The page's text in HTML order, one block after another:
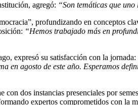
agregó: “Son temáticas que
profundizando en conceptos
“Hemos trabajado más en
expresó su satisfacción con la jornada:
en agosto de este año. Esperamos
dos instancias presenciales por
expertos comprometidos con la